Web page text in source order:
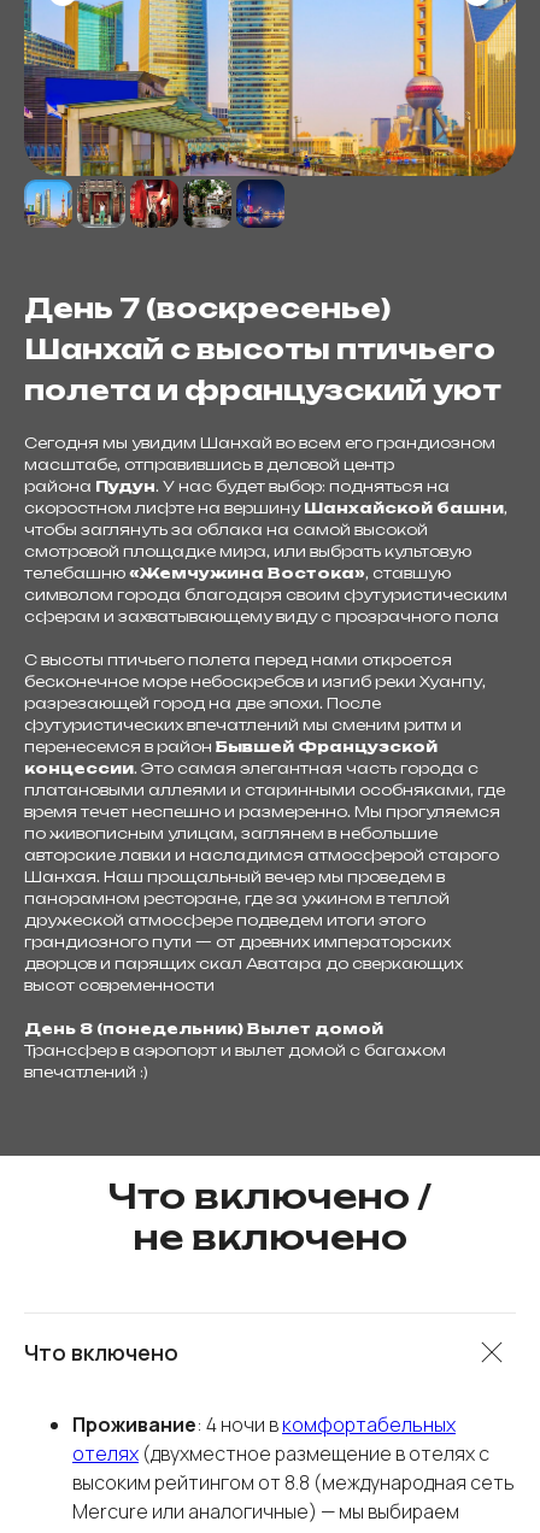
понедельник
$1290
Что включено
Забронировать
День 7 (воскресенье)
Шанхай с высоты птичьего
полета и французский уют
Сегодня мы увидим Шанхай во всем его грандиозном
масштабе, отправившись в деловой центр
района Пудун. У нас будет выбор: подняться на
скоростном лифте на вершину Шанхайской башни,
чтобы заглянуть за облака на самой высокой
смотровой площадке мира, или выбрать культовую
телебашню «Жемчужина Востока», ставшую
символом города благодаря своим футуристическим
сферам и захватывающему виду с прозрачного пола
С высоты птичьего полета перед нами откроется
бесконечное море небоскребов и изгиб реки Хуанпу,
разрезающей город на две эпохи. После
футуристических впечатлений мы сменим ритм и
перенесемся в район Бывшей Французской
концессии. Это самая элегантная часть города с
платановыми аллеями и старинными особняками, где
время течет неспешно и размеренно. Мы прогуляемся
по живописным улицам, заглянем в небольшие
авторские лавки и насладимся атмосферой старого
Шанхая. Наш прощальный вечер мы проведем в
панорамном ресторане, где за ужином в теплой
дружеской атмосфере подведем итоги этого
грандиозного пути — от древних императорских
дворцов и парящих скал Аватара до сверкающих
высот современности
День 8 (понедельник) Вылет домой
Трансфер в аэропорт и вылет домой с багажом
впечатлений :)
Что включено /
не включено
Что включено
Проживание: 4 ночи вкомфортабельных
отелях (двухместное размещение в отелях с
высоким рейтингом от 8.8 (международная сеть
Mercure или аналогичные) — мы выбираем